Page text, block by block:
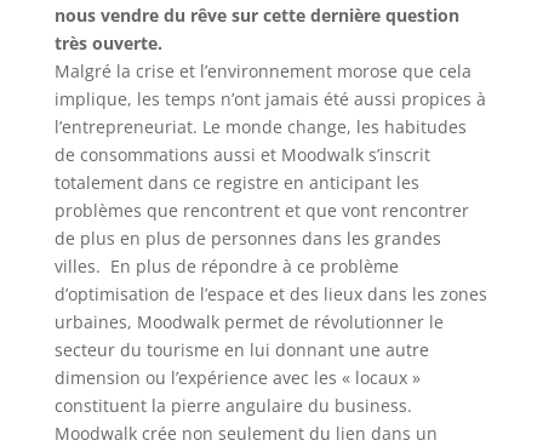
nous vendre du rêve sur cette dernière question
très ouverte.
Malgré la crise et l’environnement morose que cela
implique, les temps n’ont jamais été aussi propices à
l’entrepreneuriat. Le monde change, les habitudes
de consommations aussi et Moodwalk s’inscrit
totalement dans ce registre en anticipant les
problèmes que rencontrent et que vont rencontrer
de plus en plus de personnes dans les grandes
villes. En plus de répondre à ce problème
d’optimisation de l’espace et des lieux dans les zones
urbaines, Moodwalk permet de révolutionner le
secteur du tourisme en lui donnant une autre
dimension ou l’expérience avec les « locaux »
constituent la pierre angulaire du business.
Moodwalk crée non seulement du lien dans un